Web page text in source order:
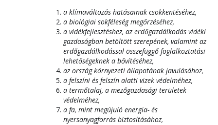
a klímaváltozás hatásainak csökkentéséhez,
a biológiai sokféleség megőrzéséhez,
a vidékfejlesztéshez, az erdőgazdálkodás vidéki
gazdaságban betöltött szerepének, valamint az
erdőgazdálkodással összefüggő foglalkoztatási
lehetőségeknek a bővítéséhez,
az ország környezeti állapotának javulásához,
a felszíni és felszín alatti vizek védelméhez,
a termőtalaj, a mezőgazdasági területek
védelméhez,
a fa, mint megújuló energia- és
nyersanyagforrás biztosításához,